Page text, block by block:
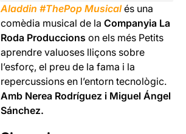
Aladdin #ThePop Musicalés una
comèdia musical de laCompanyia La
Roda Produccions on els més Petits
aprendre valuoses lliçons sobre
l’esforç, el preu de la fama i la
repercussions en l’entorn tecnològic.
Amb Nerea Rodríguez i Miguel Ángel
Sánchez.